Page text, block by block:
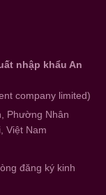
nhập khẩu An
company limited)
Phường Nhân
Việt Nam
đăng ký kinh